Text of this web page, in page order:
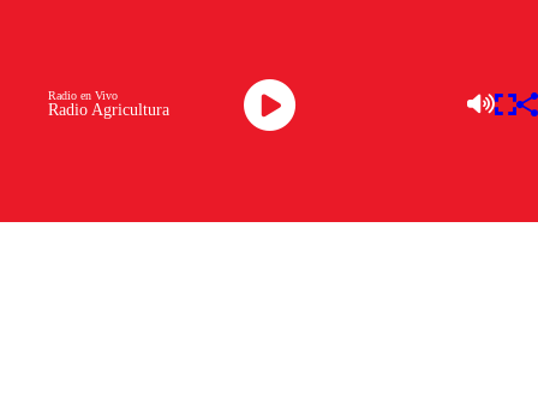
Radio Agricultura
Radio en Vivo
Descarga la APP